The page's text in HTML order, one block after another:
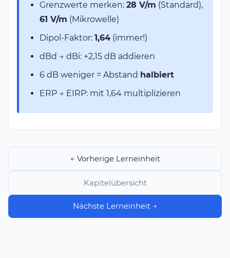
Grenzwerte merken: 28 V/m (Standard),
61 V/m (Mikrowelle)
Dipol-Faktor: 1,64 (immer!)
dBd → dBi: +2,15 dB addieren
6 dB weniger = Abstand halbiert
ERP → EIRP: mit 1,64 multiplizieren
← Vorherige Lerneinheit
Kapitelübersicht
Nächste Lerneinheit →